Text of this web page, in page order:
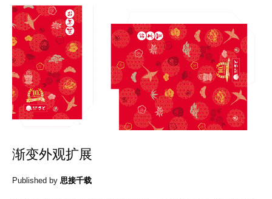
渐变外观扩展
Published by 思接千载